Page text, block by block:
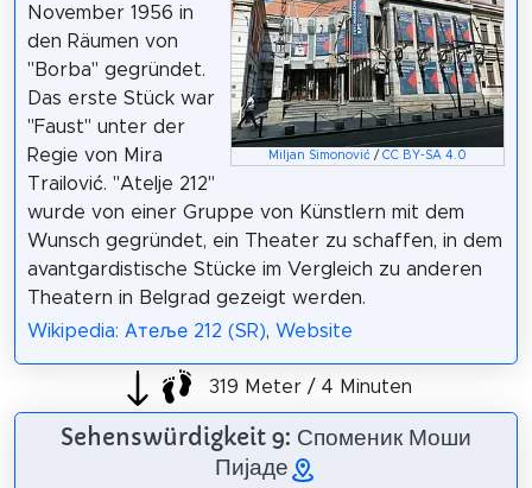
Miljan Simonović /CC BY-SA 4.0
November 1956 in
den Räumen von
"Borba" gegründet.
Das erste Stück war
"Faust" unter der
Regie von Mira
Trailović. "Atelje 212"
wurde von einer Gruppe von Künstlern mit dem
Wunsch gegründet, ein Theater zu schaffen, in dem
avantgardistische Stücke im Vergleich zu anderen
Theatern in Belgrad gezeigt werden.
Wikipedia: Атеље 212 (SR), Website
319 Meter / 4 Minuten
Sehenswürdigkeit 9: Споменик Моши
Пијаде